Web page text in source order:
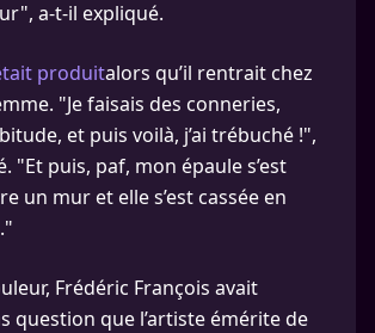
a-t-il expliqué.
produitalors qu’il rentrait chez
"Je faisais des conneries,
et puis voilà, j’ai trébuché !",
"Et puis, paf, mon épaule s’est
un mur et elle s’est cassée en
Frédéric François avait
question que l’artiste émérite de